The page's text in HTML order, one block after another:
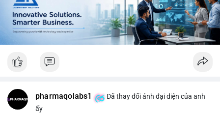
pharmaqolabs1
Đã thay đổi ảnh đại diện của anh
ấy